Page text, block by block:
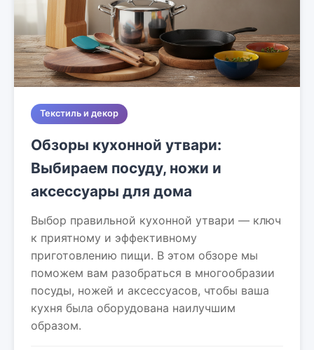
Текстиль и декор
Обзоры кухонной утвари:
Выбираем посуду, ножи и
аксессуары для дома
Выбор правильной кухонной утвари — ключ
к приятному и эффективному
приготовлению пищи. В этом обзоре мы
поможем вам разобраться в многообразии
посуды, ножей и аксессуасов, чтобы ваша
кухня была оборудована наилучшим
образом.